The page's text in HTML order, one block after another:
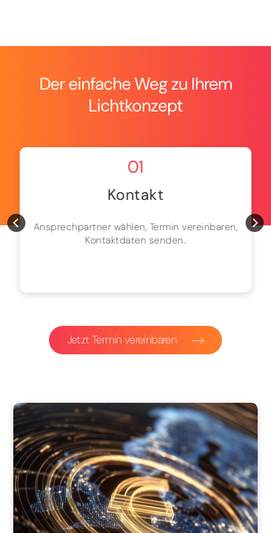
Der einfache Weg zu Ihrem
Lichtkonzept
01
Kontakt
Ansprechpartner wählen, Termin vereinbaren,
Kontaktdaten senden.
Jetzt Termin vereinbaren